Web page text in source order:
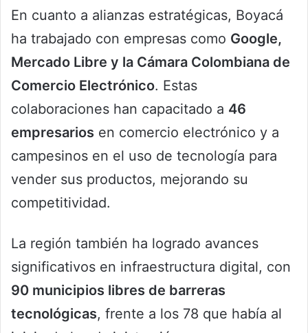
En cuanto a alianzas estratégicas, Boyacá
ha trabajado con empresas como Google,
Mercado Libre y la Cámara Colombiana de
Comercio Electrónico. Estas
colaboraciones han capacitado a 46
empresarios en comercio electrónico y a
campesinos en el uso de tecnología para
vender sus productos, mejorando su
competitividad.
La región también ha logrado avances
significativos en infraestructura digital, con
90 municipios libres de barreras
tecnológicas, frente a los 78 que había al